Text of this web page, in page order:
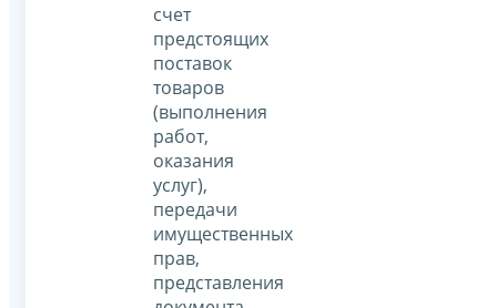
счет
предстоящих
поставок
товаров
(выполнения
работ,
оказания
услуг),
передачи
имущественных
прав,
представления